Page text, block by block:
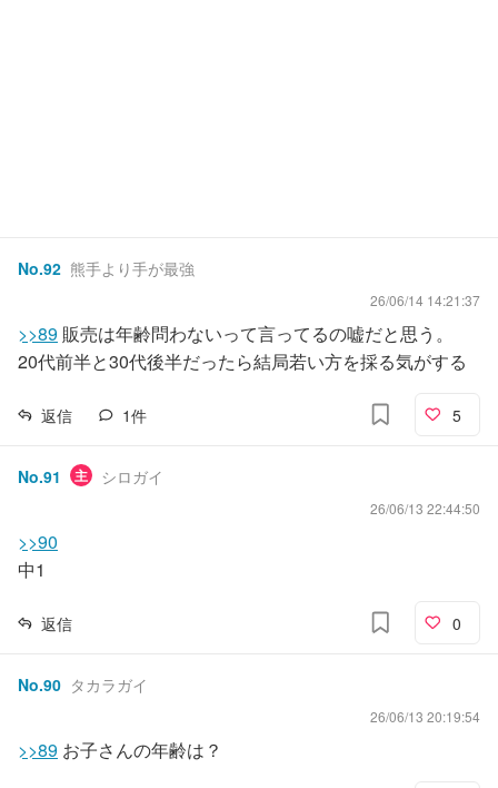
No.92 熊手より手が最強
26/06/14 14:21:37
>>89 販売は年齢問わないって言ってるの嘘だと思う。
20代前半と30代後半だったら結局若い方を採る気がする
返信 1件 5
No.91 主 シロガイ
26/06/13 22:44:50
>>90
中1
返信 0
No.90 タカラガイ
26/06/13 20:19:54
>>89 お子さんの年齢は？